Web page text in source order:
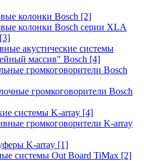
колонки Bosch [2]
колонки Bosch серии XLA
[3]
акустические системы
массив" Bosch [4]
громкоговорители Bosch
громкоговорители Bosch
системы K-array [4]
громкоговорители K-array
K-array [1]
системы Out Board TiMax [2]